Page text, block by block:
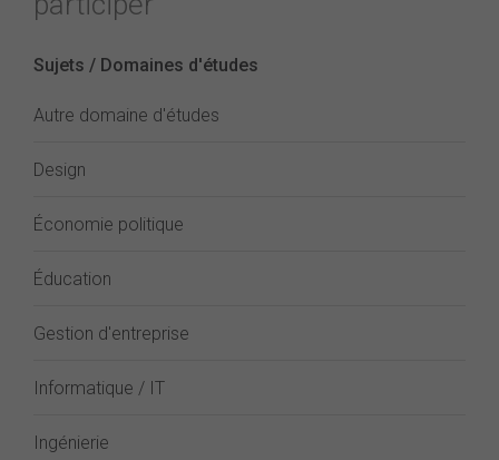
Sujets / Domaines d'études
Autre domaine d'études
Design
Économie politique
Éducation
Gestion d'entreprise
Informatique / IT
Ingénierie